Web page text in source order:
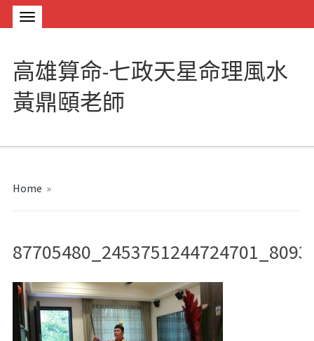
高雄算命-七政天星命理風水
黃鼎頤老師
Home »